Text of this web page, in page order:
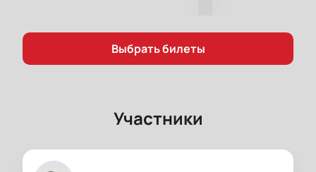
Выбрать билеты
Участники